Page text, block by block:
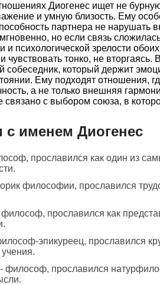
Диогенес ищет не
и умную близость. Ему
партнера не нарушать
но если связь
и психологической зрелости
чувствовать тонко, не вторгаясь.
собеседник, который держит
Ему подходят отношения,
а не только внешняя
с выбором союза, в
именем Диогенес
прославился как один из
философии, прославился
прославился как
эпикуреец, прославился
- философ, прославился